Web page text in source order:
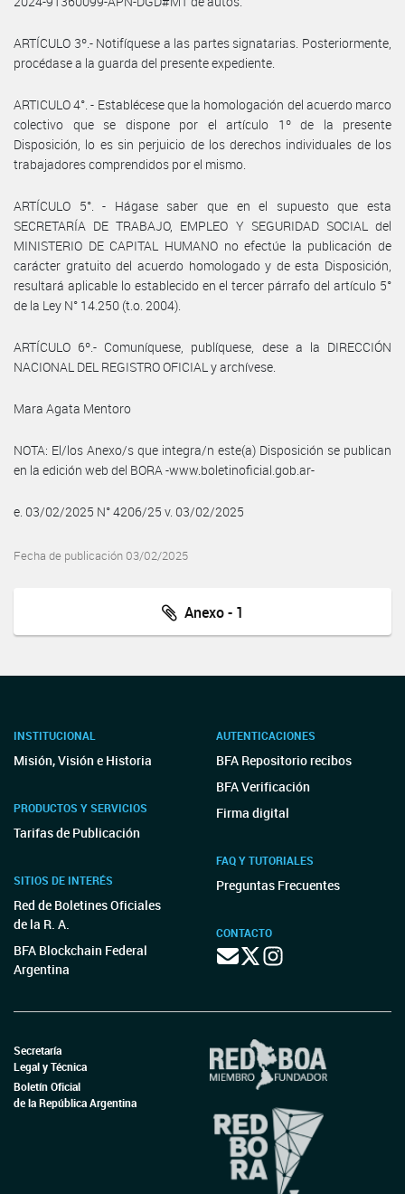
ARTÍCULO 3º.- Notifíquese a las partes signatarias. Posteriormente,
procédase a la guarda del presente expediente.
ARTICULO 4°. - Establécese que la homologación del acuerdo marco
colectivo que se dispone por el artículo 1º de la presente
Disposición, lo es sin perjuicio de los derechos individuales de los
trabajadores comprendidos por el mismo.
ARTÍCULO 5°. - Hágase saber que en el supuesto que esta
SECRETARÍA DE TRABAJO, EMPLEO Y SEGURIDAD SOCIAL del
MINISTERIO DE CAPITAL HUMANO no efectúe la publicación de
carácter gratuito del acuerdo homologado y de esta Disposición,
resultará aplicable lo establecido en el tercer párrafo del artículo 5°
de la Ley N° 14.250 (t.o. 2004).
ARTÍCULO 6º.- Comuníquese, publíquese, dese a la DIRECCIÓN
NACIONAL DEL REGISTRO OFICIAL y archívese.
Mara Agata Mentoro
NOTA: El/los Anexo/s que integra/n este(a) Disposición se publican
en la edición web del BORA -www.boletinoficial.gob.ar-
e. 03/02/2025 N° 4206/25 v. 03/02/2025
Fecha de publicación 03/02/2025
Anexo - 1
INSTITUCIONAL
Misión, Visión e Historia
PRODUCTOS Y SERVICIOS
Tarifas de Publicación
SITIOS DE INTERÉS
Red de Boletines Oficiales
de la R. A.
BFA Blockchain Federal
Argentina
AUTENTICACIONES
BFA Repositorio recibos
BFA Verificación
Firma digital
FAQ Y TUTORIALES
Preguntas Frecuentes
CONTACTO
Secretaría
Legal y Técnica
Boletín Oficial
de la República Argentina